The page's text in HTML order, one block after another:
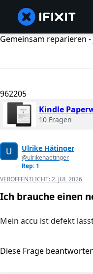
Gemeinsam reparieren -
962205
Kindle
10 Fragen
Ulrike Hätinger
@ulrikehaetinger
Rep: 1
VERÖFFENTLICHT:2. JUL 2026
Ich brauche einen
Mein accu ist defekt
Diese Frage